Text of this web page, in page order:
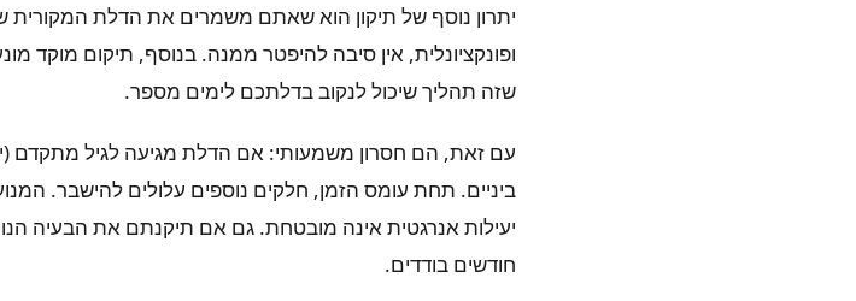
יתרון נוסף של תיקון הוא שאתם משמרים את הדלת
ופונקציונלית, אין סיבה להיפטר ממנה. בנוסף, תיקום
שזה תהליך שיכול לנקוב בדלתכם לימים מספר.
ביניים. תחת עומס הזמן, חלקים נוספים עלולים להישבר.
יעילות אנרגטית אינה מובטחת. גם אם תיקנתם את הבעיה
חודשים בודדים.